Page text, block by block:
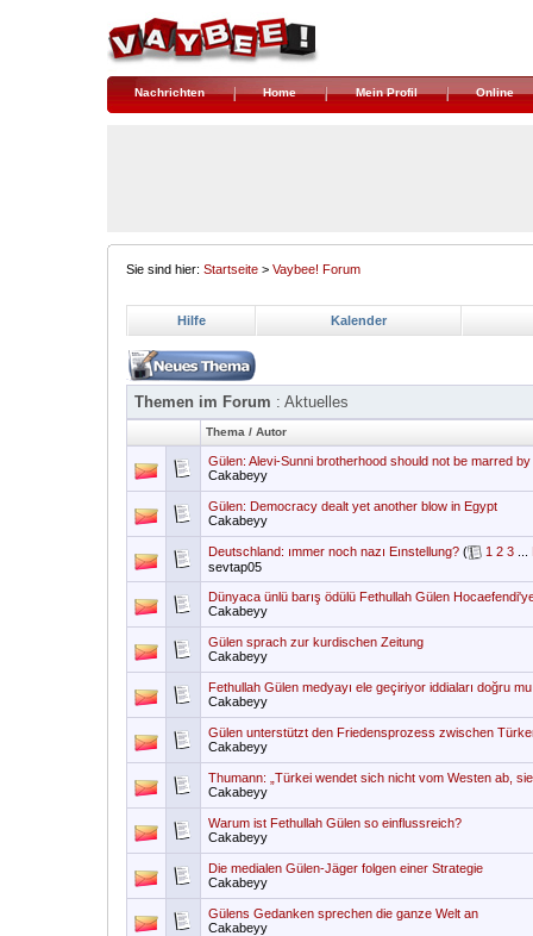
Nachrichten Home Mein Profil Online
Sie sind hier: Startseite > Vaybee! Forum
Hilfe Kalender
Themen im Forum : Aktuelles
Thema / Autor
Gülen: Alevi-Sunni brotherhood should not be marred
Cakabeyy
Gülen: Democracy dealt yet another blow in Egypt
Cakabeyy
Deutschland: ımmer noch nazı Eınstellung? ( 1 2 3
sevtap05
Dünyaca ünlü barış ödülü Fethullah Gülen
Cakabeyy
Gülen sprach zur kurdischen Zeitung
Cakabeyy
Fethullah Gülen medyayı ele geçiriyor iddiaları doğru
Cakabeyy
Gülen unterstützt den Friedensprozess zwischen
Cakabeyy
Thumann: „Türkei wendet sich nicht vom Westen ab,
Cakabeyy
Warum ist Fethullah Gülen so einflussreich?
Cakabeyy
Die medialen Gülen-Jäger folgen einer Strategie
Cakabeyy
Gülens Gedanken sprechen die ganze Welt an
Cakabeyy